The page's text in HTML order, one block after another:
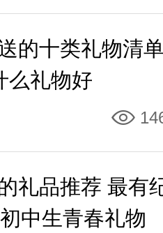
的十类礼物清
么礼物好
礼品推荐 最有
中生青春礼物